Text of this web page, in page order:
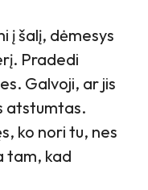
į šalį, dėmesys
Pradedi
Galvoji, ar jis
atstumtas.
ko nori tu, nes
tam, kad